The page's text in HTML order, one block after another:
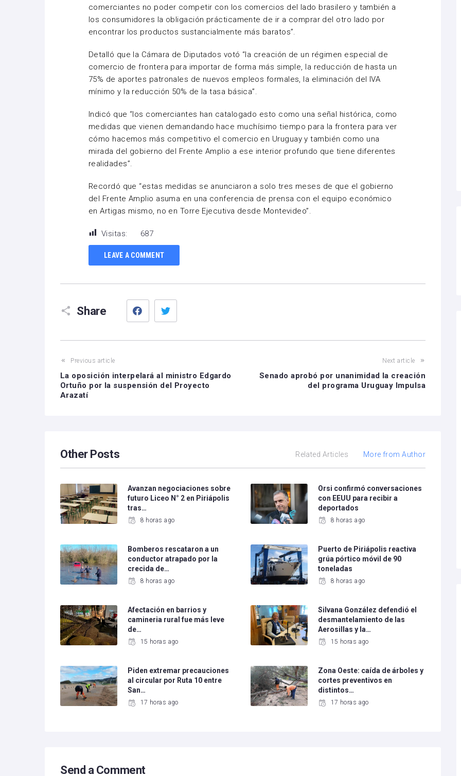
comerciantes no poder competir con los comercios del lado brasilero y también a
los consumidores la obligación prácticamente de ir a comprar del otro lado por
encontrar los productos sustancialmente más baratos”.
Detalló que la Cámara de Diputados votó “la creación de un régimen especial de
comercio de frontera para importar de forma más simple, la reducción de hasta un
75% de aportes patronales de nuevos empleos formales, la eliminación del IVA
mínimo y la reducción 50% de la tasa básica”.
Indicó que “los comerciantes han catalogado esto como una señal histórica, como
medidas que vienen demandando hace muchísimo tiempo para la frontera para ver
cómo hacemos más competitivo el comercio en Uruguay y también como una
mirada del gobierno del Frente Amplio a ese interior profundo que tiene diferentes
realidades”.
Recordó que “estas medidas se anunciaron a solo tres meses de que el gobierno
del Frente Amplio asuma en una conferencia de prensa con el equipo económico
en Artigas mismo, no en Torre Ejecutiva desde Montevideo”.
Visitas: 687
LEAVE A COMMENT
Share
Facebook
Previous article
La oposición interpelará al ministro Edgardo
Ortuño por la suspensión del Proyecto
Arazatí
Next article
Senado aprobó por unanimidad la creación
del programa Uruguay Impulsa
Other Posts Related Articles More from Author
Avanzan negociaciones sobre
futuro Liceo N° 2 en Piriápolis
tras…
8 horas ago
Orsi confirmó conversaciones
con EEUU para recibir a
deportados
8 horas ago
Bomberos rescataron a un
conductor atrapado por la
crecida de…
8 horas ago
Puerto de Piriápolis reactiva
grúa pórtico móvil de 90
toneladas
8 horas ago
Afectación en barrios y
camineria rural fue más leve
de…
15 horas ago
Silvana González defendió el
desmantelamiento de las
Aerosillas y la…
15 horas ago
Piden extremar precauciones
al circular por Ruta 10 entre
San…
17 horas ago
Zona Oeste: caída de árboles y
cortes preventivos en
distintos…
17 horas ago
Send a Comment